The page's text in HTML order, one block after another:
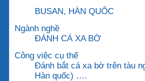
BUSAN, HÀN QUỐC
Ngành nghề
ĐÁNH CÁ XA BỜ
Công việc cụ thể
Đánh bắt cá xa bờ trên tàu
Hàn quốc) ….